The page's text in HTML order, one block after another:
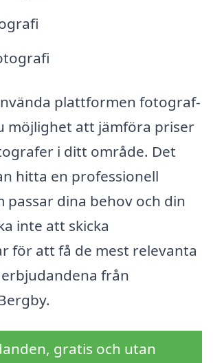
plattformen fotograf-
möjlighet att jämföra priser
i ditt område. Det
hitta en professionell
passar dina behov och din
inte att skicka
för att få de mest relevanta
från
gratis och utan